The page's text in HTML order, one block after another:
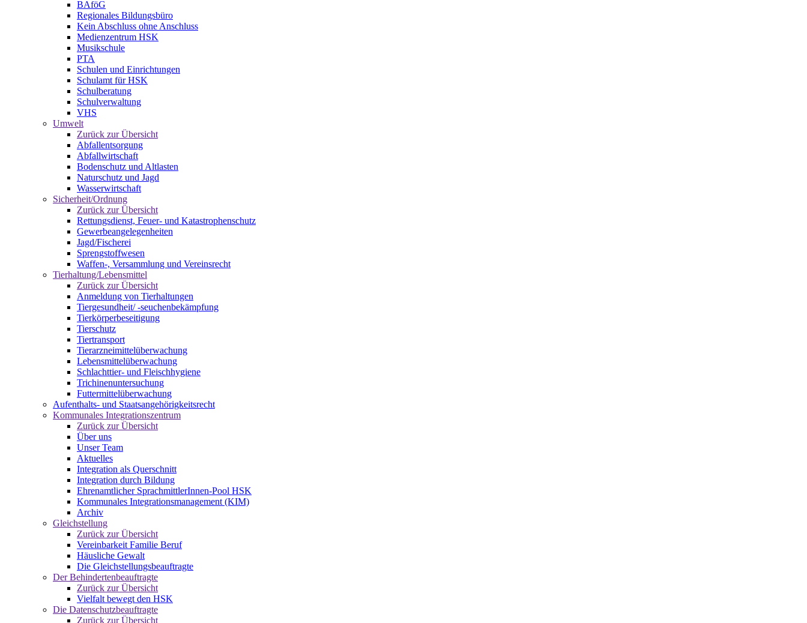
BAföG
Regionales Bildungsbüro
Kein Abschluss ohne Anschluss
Medienzentrum HSK
Musikschule
PTA
Schulen und Einrichtungen
Schulamt für HSK
Schulberatung
Schulverwaltung
VHS
Umwelt
Zurück zur Übersicht
Abfallentsorgung
Abfallwirtschaft
Bodenschutz und Altlasten
Naturschutz und Jagd
Wasserwirtschaft
Sicherheit/Ordnung
Zurück zur Übersicht
Rettungsdienst, Feuer- und Katastrophenschutz
Gewerbeangelegenheiten
Jagd/Fischerei
Sprengstoffwesen
Waffen-, Versammlung und Vereinsrecht
Tierhaltung/Lebensmittel
Zurück zur Übersicht
Anmeldung von Tierhaltungen
Tiergesundheit/ -seuchenbekämpfung
Tierkörperbeseitigung
Tierschutz
Tiertransport
Tierarzneimittelüberwachung
Lebensmittelüberwachung
Schlachttier- und Fleischhygiene
Trichinenuntersuchung
Futtermittelüberwachung
Aufenthalts- und Staatsangehörigkeitsrecht
Kommunales Integrationszentrum
Zurück zur Übersicht
Über uns
Unser Team
Aktuelles
Integration als Querschnitt
Integration durch Bildung
Ehrenamtlicher SprachmittlerInnen-Pool HSK
Kommunales Integrationsmanagement (KIM)
Archiv
Gleichstellung
Zurück zur Übersicht
Vereinbarkeit Familie Beruf
Häusliche Gewalt
Die Gleichstellungsbeauftragte
Der Behindertenbeauftragte
Zurück zur Übersicht
Vielfalt bewegt den HSK
Die Datenschutzbeauftragte
Zurück zur Übersicht